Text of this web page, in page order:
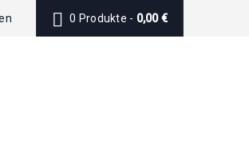
0 Produkte - 0,00€